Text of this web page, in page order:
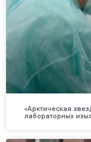
«Арктическая
лабораторных